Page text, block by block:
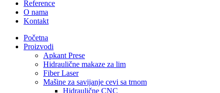
Reference
O nama
Kontakt
Početna
Proizvodi
Apkant Prese
Hidraulične makaze za lim
Fiber Laser
Mašine za savijanje cevi sa trnom
Hidraulične CNC